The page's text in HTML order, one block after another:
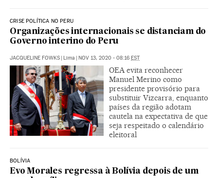
CRISE POLÍTICA NO PERU
Organizações internacionais se distanciam do
Governo interino do Peru
JACQUELINE FOWKS | Lima | NOV 13, 2020 - 08:16 EST
OEA evita reconhecer
Manuel Merino como
presidente provisório para
substituir Vizcarra, enquanto
países da região adotam
cautela na expectativa de que
seja respeitado o calendário
eleitoral
BOLÍVIA
Evo Morales regressa à Bolívia depois de um